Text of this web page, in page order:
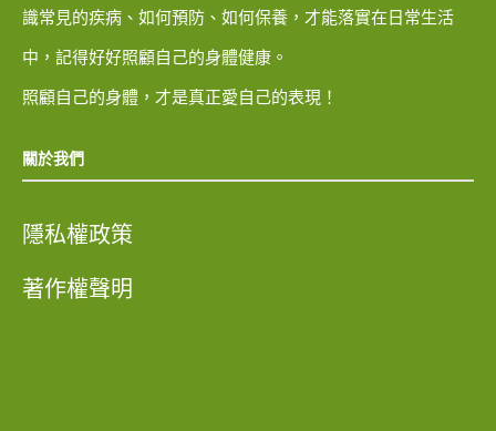
識常見的疾病、如何預防、如何保養，才能落實在日常生活
中，記得好好照顧自己的身體健康。
照顧自己的身體，才是真正愛自己的表現！
關於我們
隱私權政策
著作權聲明